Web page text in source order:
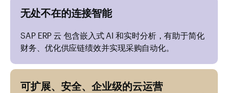
无处不在的连接智能
SAP ERP 云 包含嵌入式 AI 和实时分析，有助于简化
财务、优化供应链绩效并实现采购自动化。
可扩展、安全、企业级的云运营